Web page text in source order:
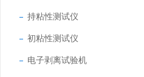
持粘性测试仪
初粘性测试仪
电子剥离试验机